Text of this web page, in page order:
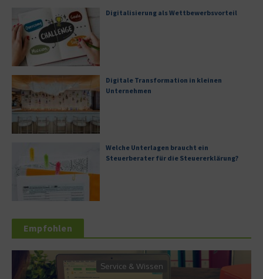
Digitalisierung als Wettbewerbsvorteil
Digitale Transformation in kleinen
Unternehmen
Welche Unterlagen braucht ein
Steuerberater für die Steuererklärung?
Empfohlen
& Wissen